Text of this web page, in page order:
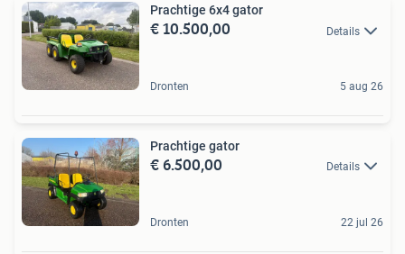
Prachtige 6x4 gator
€ 10.500,00 Details
Dronten 5 aug 26
Prachtige gator
€ 6.500,00 Details
Dronten 22 jul 26